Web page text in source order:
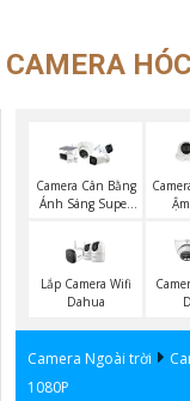
CAMERA
Camera Cân Bằng
Ánh Sáng Super
Lắp Camera Wifi
Dahua
Camera Ngoài trời
1080P